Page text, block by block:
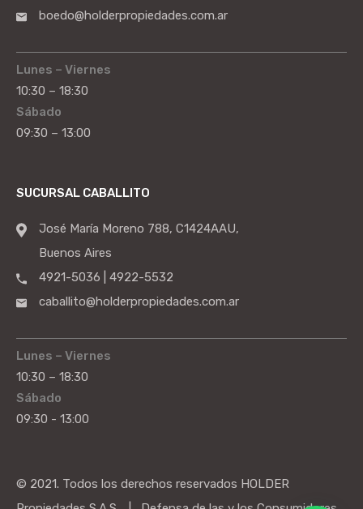
boedo@holderpropiedades.com.ar
Lunes – Viernes
10:30 – 18:30
Sábado
09:30 – 13:00
SUCURSAL CABALLITO
José María Moreno 788, C1424AAU,
Buenos Aires
4921-5036 | 4922-5532
caballito@holderpropiedades.com.ar
Lunes – Viernes
10:30 – 18:30
Sábado
09:30 - 13:00
© 2021. Todos los derechos reservados HOLDER